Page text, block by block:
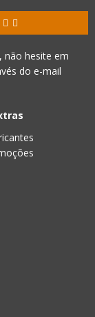
não hesite em
do e-mail